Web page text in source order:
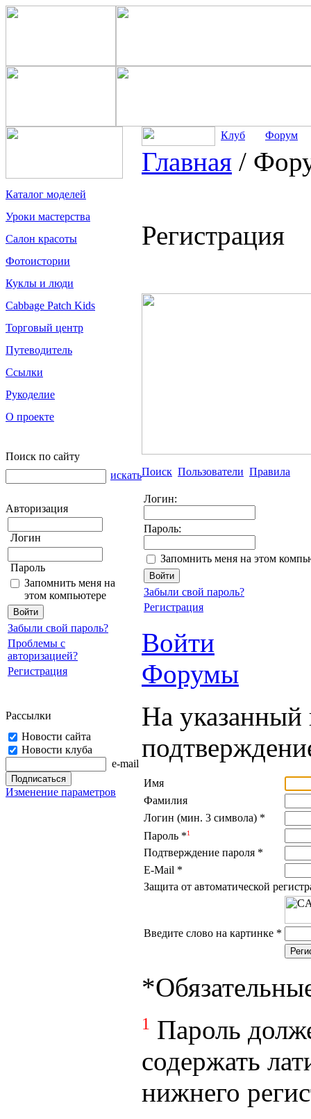
Каталог моделей
Уроки мастерства
Салон красоты
Фотоистории
Куклы и люди
Cabbage Patch Kids
Торговый центр
Путеводитель
Ссылки
Рукоделие
О проекте
Поиск по сайту
искать
Авторизация
Логин
Пароль
Запомнить меня на
этом компьютере
Забыли свой пароль?
Проблемы с
авторизацией?
Регистрация
Рассылки
Новости сайта
Новости клуба
e-mail
Изменение параметров
Клуб Форум
Главная /
Регистрация
Поиск Пользователи Правила
Логин:
Пароль:
Запомнить меня на этом
Забыли свой пароль?
Регистрация
Войти
Форумы
На указанный
Имя
Фамилия
Логин (мин. 3 символа) *
Пароль *1
Подтверждение пароля *
E-Mail *
Защита от автоматической
Введите слово на картинке *
*
1 Пароль
содержать
нижнего